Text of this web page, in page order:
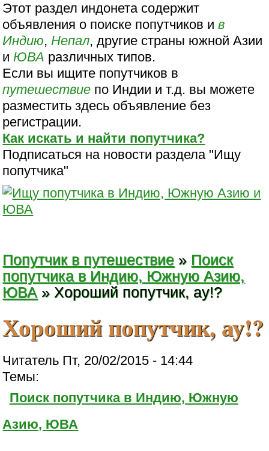
Этот раздел индонета содержит
объявления о поиске попутчиков ив
Индию,Непал, другие страны южной Азии
иЮВА различных типов.
Если вы ищите попутчиков в
путешествие по Индии и т.д. вы можете
разместить здесь объявление без
регистрации.
Как искать и найти попутчика?
Подписаться на новости раздела "Ищу
попутчика"
Попутчик в путешествие » Поиск
попутчика в Индию, Южную Азию,
ЮВА » Хороший попутчик, ау!?
Хороший попутчик, ау!?
Читатель Пт, 20/02/2015 - 14:44
Темы:
Поиск попутчика в Индию, Южную
Азию, ЮВА